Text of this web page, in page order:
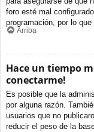
foro esté mal
programación, por lo
Arriba
Hace un tiempo
conectarme!
Es posible que la
por alguna razón.
usuarios que no
reducir el peso de la